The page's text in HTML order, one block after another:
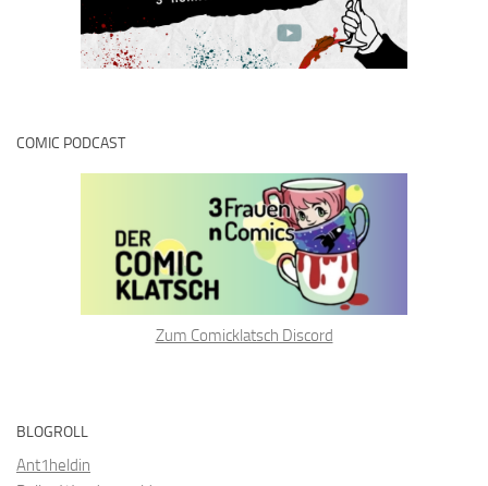
COMIC PODCAST
Zum Comicklatsch Discord
BLOGROLL
Ant1heldin